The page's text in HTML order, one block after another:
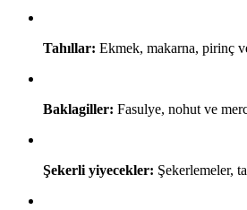
Tahıllar: Ekmek, makarna, pirinç
Baklagiller: Fasulye, nohut ve
Şekerli yiyecekler: Şekerlemeler,